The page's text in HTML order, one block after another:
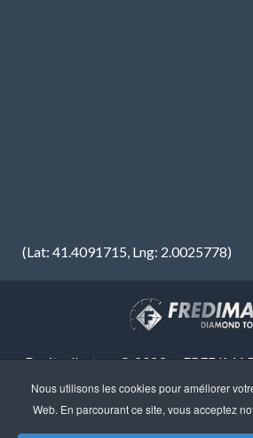
(Lat: 41.4091715, Lng: 2.0025778)
Droits d'auteur © 2023 ·
Neótik
Sitemap
Information
Politique de Confidentialité
Nous utilisons les cookies pour améliorer
Web. En parcourant ce site, vous acceptez